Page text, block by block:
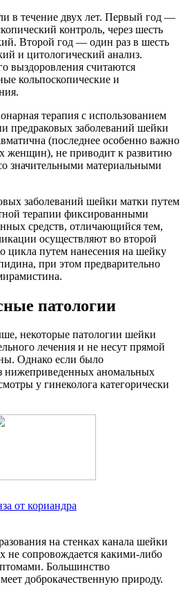
в течение двух лет. Первый год —
контроль, через шесть
Второй год — один раз в шесть
и цитологический анализ.
выздоровления считаются
кольпоскопические и
терапия с использованием
предраковых заболеваний шейки
(последнее особенно важно
женщин), не приводит к развитию
значительными материальными
заболеваний шейки матки путем
терапии фиксированными
средств, отличающийся тем,
осуществляют во второй
цикла путем нанесения на шейку
при этом предварительно
патологии
некоторые патологии шейки
лечения и не несут прямой
Однако если было
нижеприведенных аномальных
у гинеколога категорически
от кориандра
на стенках канала шейки
не сопровождается какими-либо
Большинство
доброкачественную природу.